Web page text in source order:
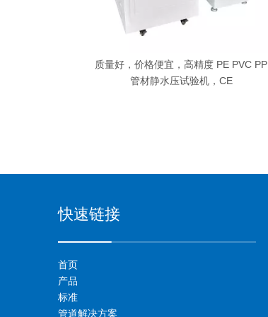
质量好，价格便宜，高精度 PE PVC PP
管材静水压试验机，CE
快速链接
首页
产品
标准
管道解决方案